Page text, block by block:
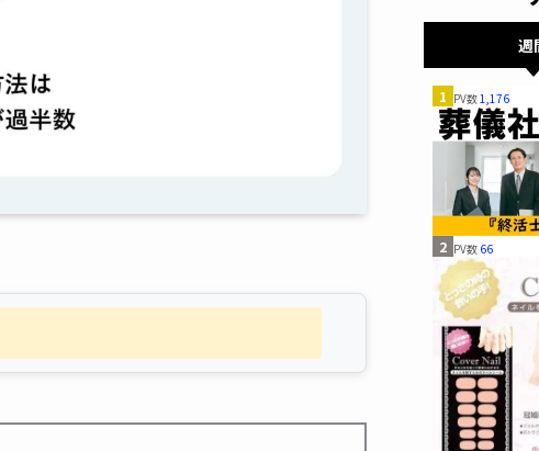
週
1 PV数1,176
2 PV数 66